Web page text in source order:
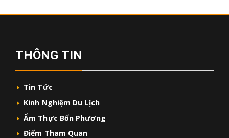
THÔNG TIN
Tin Tức
Kinh Nghiệm Du Lịch
Ẩm Thực Bốn Phương
Điểm Tham Quan